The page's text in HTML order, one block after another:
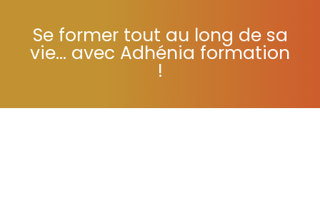
Se former tout au long de sa
vie... avec Adhénia formation
!